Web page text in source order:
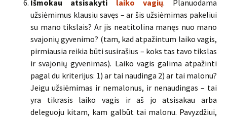
Išmokau atsisakyti laiko vagių. Planuodama
užsiėmimus klausiu savęs – ar šis užsiėmimas pakeliui
su mano tikslais? Ar jis neatitolina manęs nuo mano
svajonių gyvenimo? (tam, kad atpažintum laiko vagis,
pirmiausia reikia būti susirašius – koks tas tavo tikslas
ir svajonių gyvenimas). Laiko vagis galima atpažinti
pagal du kriterijus: 1) ar tai naudinga 2) ar tai malonu?
Jeigu užsiėmimas ir nemalonus, ir nenaudingas – tai
yra tikrasis laiko vagis ir aš jo atsisakau arba
deleguoju kitam, kam galbūt tai malonu. Pavyzdžiui,